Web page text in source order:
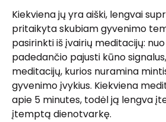
Kiekviena jų yra aiški, lengvai
pritaikyta skubiam gyvenimo
pasirinkti iš įvairių meditacijų:
padedančio pajusti kūno
meditacijų, kurios nuramina
gyvenimo įvykius. Kiekviena
apie 5 minutes, todėl ją lengva
įtemptą dienotvarkę.